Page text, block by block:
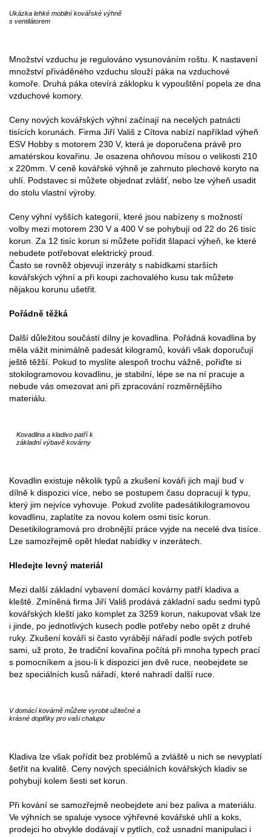
Ukázka lehké mobilní kovářské výhně
s ventilátorem
Množství vzduchu je regulováno vysunováním roštu. K nastavení
množství přiváděného vzduchu slouží páka na vzduchové
komoře. Druhá páka otevírá záklopku k vypouštění popela ze dna
vzduchové komory.
Ceny nových kovářských výhní začínají na necelých patnácti
tisících korunách. Firma Jiří Vališ z Cítova nabízí například výheň
ESV Hobby s motorem 230 V, která je doporučena právě pro
amatérskou kovařinu. Je osazena ohňovou mísou o velikosti 210
x 220mm. V ceně kovářské výhně je zahrnuto plechové koryto na
uhlí. Podstavec si můžete objednat zvlášť, nebo lze výheň usadit
do stolu vlastní výroby.
Ceny výhní vyšších kategorií, které jsou nabízeny s možností
volby mezi motorem 230 V a 400 V se pohybují od 22 do 26 tisíc
korun. Za 12 tisíc korun si můžete pořídit šlapací výheň, ke které
nebudete potřebovat elektrický proud.
Často se rovněž objevují inzeráty s nabídkami starších
kovářských výhní a při koupi zachovalého kusu tak můžete
nějakou korunu ušetřit.
Pořádně těžká
Další důležitou součástí dílny je kovadlina. Pořádná kovadlina by
měla vážit minimálně padesát kilogramů, kováři však doporučují
ještě těžší. Pokud to myslíte alespoň trochu vážně, pořiďte si
stokilogramovou kovadlinu, je stabilní, lépe se na ní pracuje a
nebude vás omezovat ani při zpracování rozměrnějšího
materiálu.
Kovadlina a kladivo patří k
základní výbavě kovárny
Kovadlin existuje několik typů a zkušení kováři jich mají buď v
dílně k dispozici více, nebo se postupem času dopracují k typu,
který jim nejvíce vyhovuje. Pokud zvolíte padesátikilogramovou
kovadlinu, zaplatíte za novou kolem osmi tisíc korun.
Desetikilogramová pro drobnější práce vyjde na necelé dva tisíce.
Lze samozřejmě opět hledat nabídky v inzerátech.
Hledejte levný materiál
Mezi další základní vybavení domácí kovárny patří kladiva a
kleště. Zmíněná firma Jiří Vališ prodává základní sadu sedmi typů
kovářských kleští jako komplet za 3259 korun, nakupovat však lze
i jinde, po jednotlivých kusech podle potřeby nebo opět z druhé
ruky. Zkušení kováři si často vyrábějí nářadí podle svých potřeb
sami, už proto, že tradiční kovařina počítá při mnoha typech prací
s pomocníkem a jsou-li k dispozici jen dvě ruce, neobejdete se
bez speciálních kusů nářadí, které nahradí další ruce.
V domácí kovárně můžete vyrobit užitečné a
krásné doplňky pro vaši chalupu
Kladiva lze však pořídit bez problémů a zvláště u nich se nevyplatí
šetřit na kvalitě. Ceny nových speciálních kovářských kladiv se
pohybují kolem šesti set korun.
Při kování se samozřejmě neobejdete ani bez paliva a materiálu.
Ve výhních se spaluje vysoce výhřevné kovářské uhlí a koks,
prodejci ho obvykle dodávají v pytlích, což usnadní manipulaci i